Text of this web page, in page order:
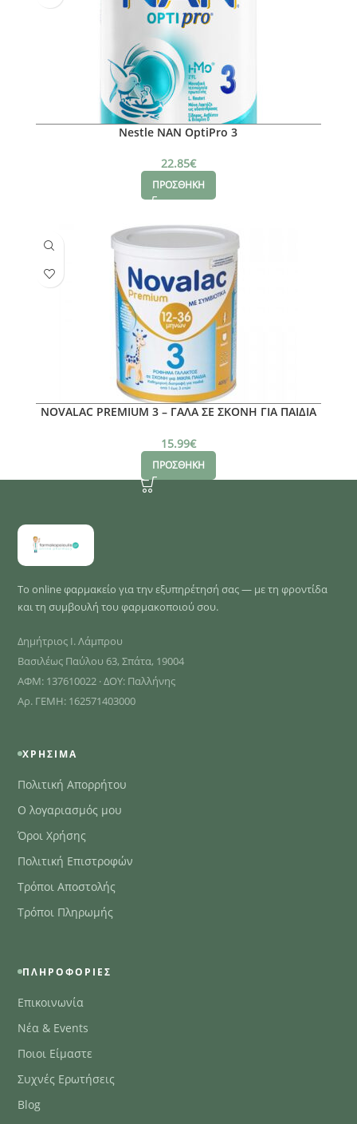
Nestle NAN OptiPro 3
22.85€
ΠΡΟΣΘΗΚΗ
NOVALAC PREMIUM 3 – ΓΑΛΑ ΣΕ ΣΚΟΝΗ ΓΙΑ ΠΑΙΔΙΑ
15.99€
ΠΡΟΣΘΗΚΗ
Το online φαρμακείο για την εξυπηρέτησή σας — με τη φροντίδα
και τη συμβουλή του φαρμακοποιού σου.
Δημήτριος Ι. Λάμπρου
Βασιλέως Παύλου 63, Σπάτα, 19004
ΑΦΜ: 137610022 · ΔΟΥ: Παλλήνης
Αρ. ΓΕΜΗ: 162571403000
ΧΡΉΣΙΜΑ
Πολιτική Απορρήτου
Ο λογαριασμός μου
Όροι Χρήσης
Πολιτική Επιστροφών
Τρόποι Αποστολής
Τρόποι Πληρωμής
ΠΛΗΡΟΦΟΡΊΕΣ
Επικοινωνία
Νέα & Events
Ποιοι Είμαστε
Συχνές Ερωτήσεις
Blog